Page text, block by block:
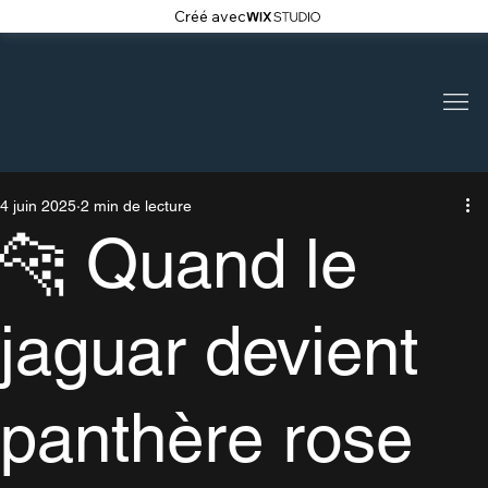
Créé avec
🐆 Quand le
jaguar devient
panthère rose
4 juin 2025 2 min de lecture